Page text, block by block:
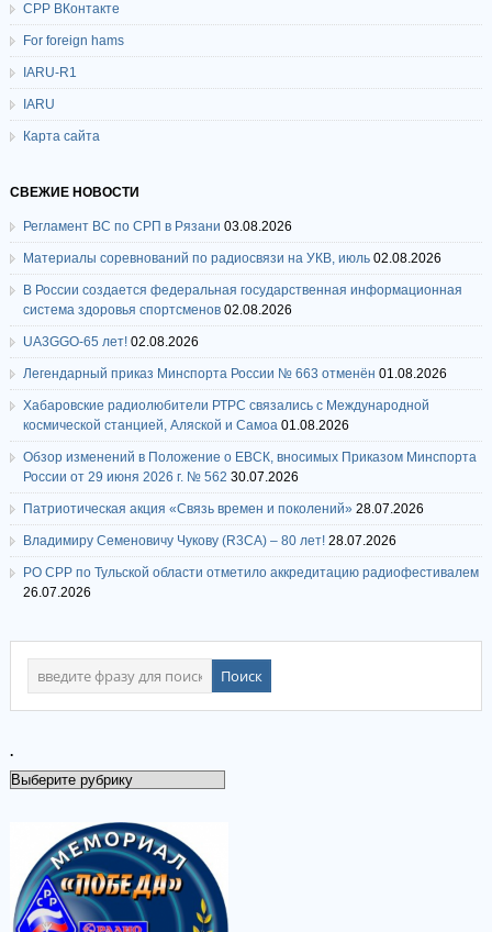
СРР ВКонтакте
For foreign hams
IARU-R1
IARU
Карта сайта
СВЕЖИЕ НОВОСТИ
Регламент ВС по СРП в Рязани 03.08.2026
Материалы соревнований по радиосвязи на УКВ, июль 02.08.2026
В России создается федеральная государственная информационная
система здоровья спортсменов 02.08.2026
UA3GGO-65 лет! 02.08.2026
Легендарный приказ Минспорта России № 663 отменён 01.08.2026
Хабаровские радиолюбители РТРС связались с Международной
космической станцией, Аляской и Самоа 01.08.2026
Обзор изменений в Положение о ЕВСК, вносимых Приказом Минспорта
России от 29 июня 2026 г. № 562 30.07.2026
Патриотическая акция «Связь времен и поколений» 28.07.2026
Владимиру Семеновичу Чукову (R3CA) – 80 лет! 28.07.2026
РО СРР по Тульской области отметило аккредитацию радиофестивалем
26.07.2026
.